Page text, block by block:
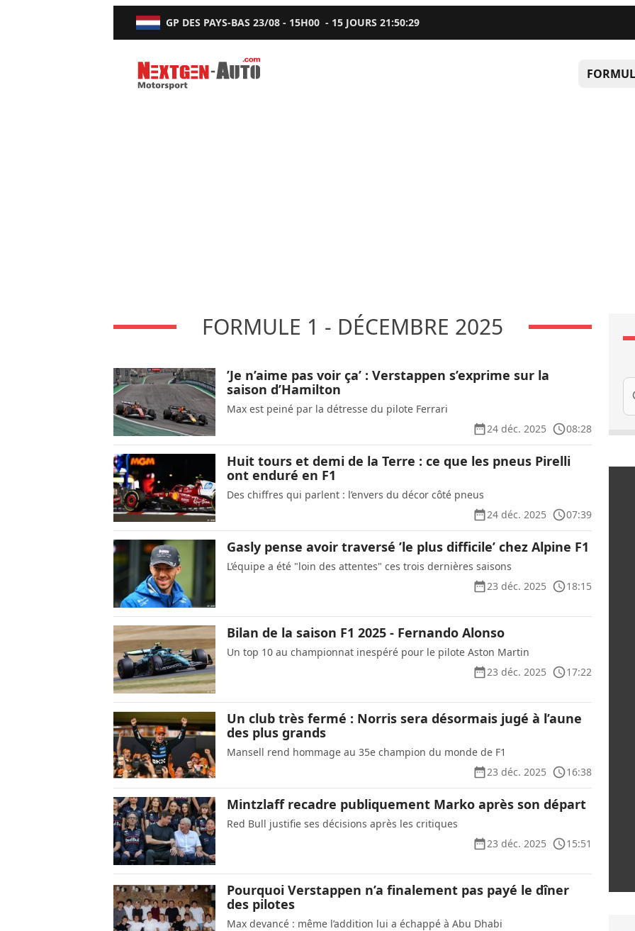
GP DES PAYS-BAS 23/08 - 15H00 - 15 JOURS21:50:28
Nextgen-Auto.com
FORMULE 1 - DÉCEMBRE 2025
’Je n’aime pas voir ça’ : Verstappen s’exprime sur la
saison d’Hamilton
Max est peiné par la détresse du pilote Ferrari
24 déc. 2025
08:28
Huit tours et demi de la Terre : ce que les pneus Pirelli
ont enduré en F1
Des chiffres qui parlent : l’envers du décor côté pneus
24 déc. 2025
07:39
Gasly pense avoir traversé ’le plus difficile’ chez Alpine F1
L’équipe a été "loin des attentes" ces trois dernières saisons
23 déc. 2025
18:15
Bilan de la saison F1 2025 - Fernando Alonso
Un top 10 au championnat inespéré pour le pilote Aston Martin
23 déc. 2025
17:22
Un club très fermé : Norris sera désormais jugé à l’aune
des plus grands
Mansell rend hommage au 35e champion du monde de F1
23 déc. 2025
16:38
Mintzlaff recadre publiquement Marko après son départ
Red Bull justifie ses décisions après les critiques
23 déc. 2025
15:51
Pourquoi Verstappen n’a finalement pas payé le dîner
des pilotes
Max devancé : même l’addition lui a échappé à Abu Dhabi